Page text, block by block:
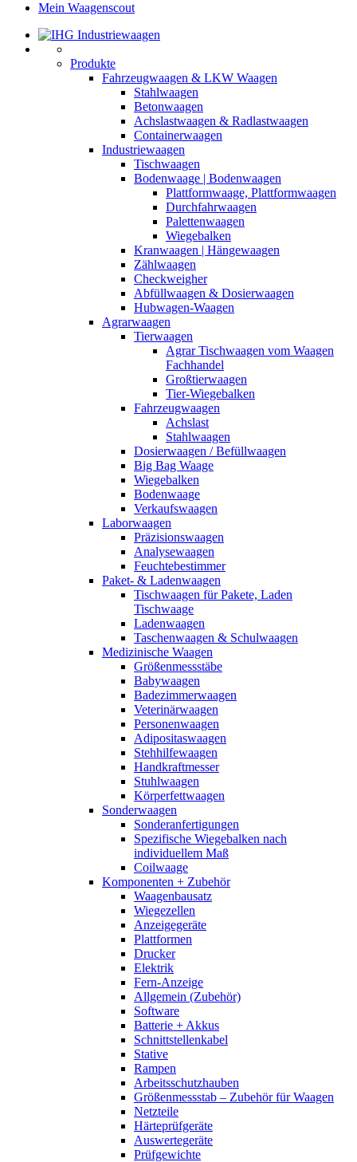
Mein Waagenscout
Produkte
Fahrzeugwaagen & LKW Waagen
Stahlwaagen
Betonwaagen
Achslastwaagen & Radlastwaagen
Containerwaagen
Industriewaagen
Tischwaagen
Bodenwaage | Bodenwaagen
Plattformwaage, Plattformwaagen
Durchfahrwaagen
Palettenwaagen
Wiegebalken
Kranwaagen | Hängewaagen
Zählwaagen
Checkweigher
Abfüllwaagen & Dosierwaagen
Hubwagen-Waagen
Agrarwaagen
Tierwaagen
Agrar Tischwaagen vom Waagen
Fachhandel
Großtierwaagen
Tier-Wiegebalken
Fahrzeugwaagen
Achslast
Stahlwaagen
Dosierwaagen / Befüllwaagen
Big Bag Waage
Wiegebalken
Bodenwaage
Verkaufswaagen
Laborwaagen
Präzisionswaagen
Analysewaagen
Feuchtebestimmer
Paket- & Ladenwaagen
Tischwaagen für Pakete, Laden
Tischwaage
Ladenwaagen
Taschenwaagen & Schulwaagen
Medizinische Waagen
Größenmessstäbe
Babywaagen
Badezimmerwaagen
Veterinärwaagen
Personenwaagen
Adipositaswaagen
Stehhilfewaagen
Handkraftmesser
Stuhlwaagen
Körperfettwaagen
Sonderwaagen
Sonderanfertigungen
Spezifische Wiegebalken nach
individuellem Maß
Coilwaage
Komponenten + Zubehör
Waagenbausatz
Wiegezellen
Anzeigegeräte
Plattformen
Drucker
Elektrik
Fern-Anzeige
Allgemein (Zubehör)
Software
Batterie + Akkus
Schnittstellenkabel
Stative
Rampen
Arbeitsschutzhauben
Größenmessstab – Zubehör für Waagen
Netzteile
Härteprüfgeräte
Auswertegeräte
Prüfgewichte